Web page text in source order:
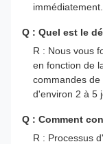
immédiatement.
Q : Quel est le
R : Nous vous
en fonction de
commandes
d'environ 2 à 5
Q : Comment
R : Processus